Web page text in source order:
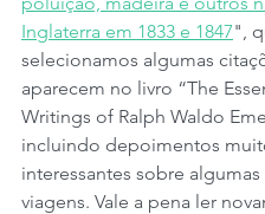
Inglaterra em 1833 e 1847",
selecionamos algumas
aparecem no livro “The
Writings of Ralph Waldo
incluindo depoimentos
interessantes sobre algumas
viagens. Vale a pena ler